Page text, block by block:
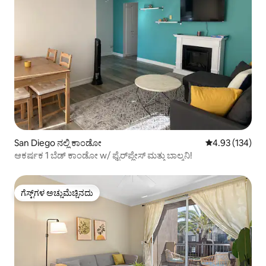
San Diego ನಲ್ಲಿ ಕಾಂಡೋ 5 ರಲ್ಲಿ 4.93
4.93 (134)
ಆಕರ್ಷಕ 1 ಬೆಡ್ ಕಾಂಡೋ w/ ಫೈರ್‌ಪ್ಲೇಸ್ ಮತ್ತು ಬಾಲ್ಕನಿ!
ಗೆಸ್ಟ್‌ಗಳ ಅಚ್ಚುಮೆಚ್ಚಿನದು
ಗೆಸ್ಟ್‌ಗಳ ಅಚ್ಚುಮೆಚ್ಚಿನದು